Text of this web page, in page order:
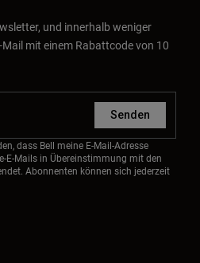
und innerhalb weniger
mit einem Rabattcode von 10
Senden
dass Bell meine E-Mail-Adresse
E-Mails in Übereinstimmung mit den
Abonnenten können sich jederzeit